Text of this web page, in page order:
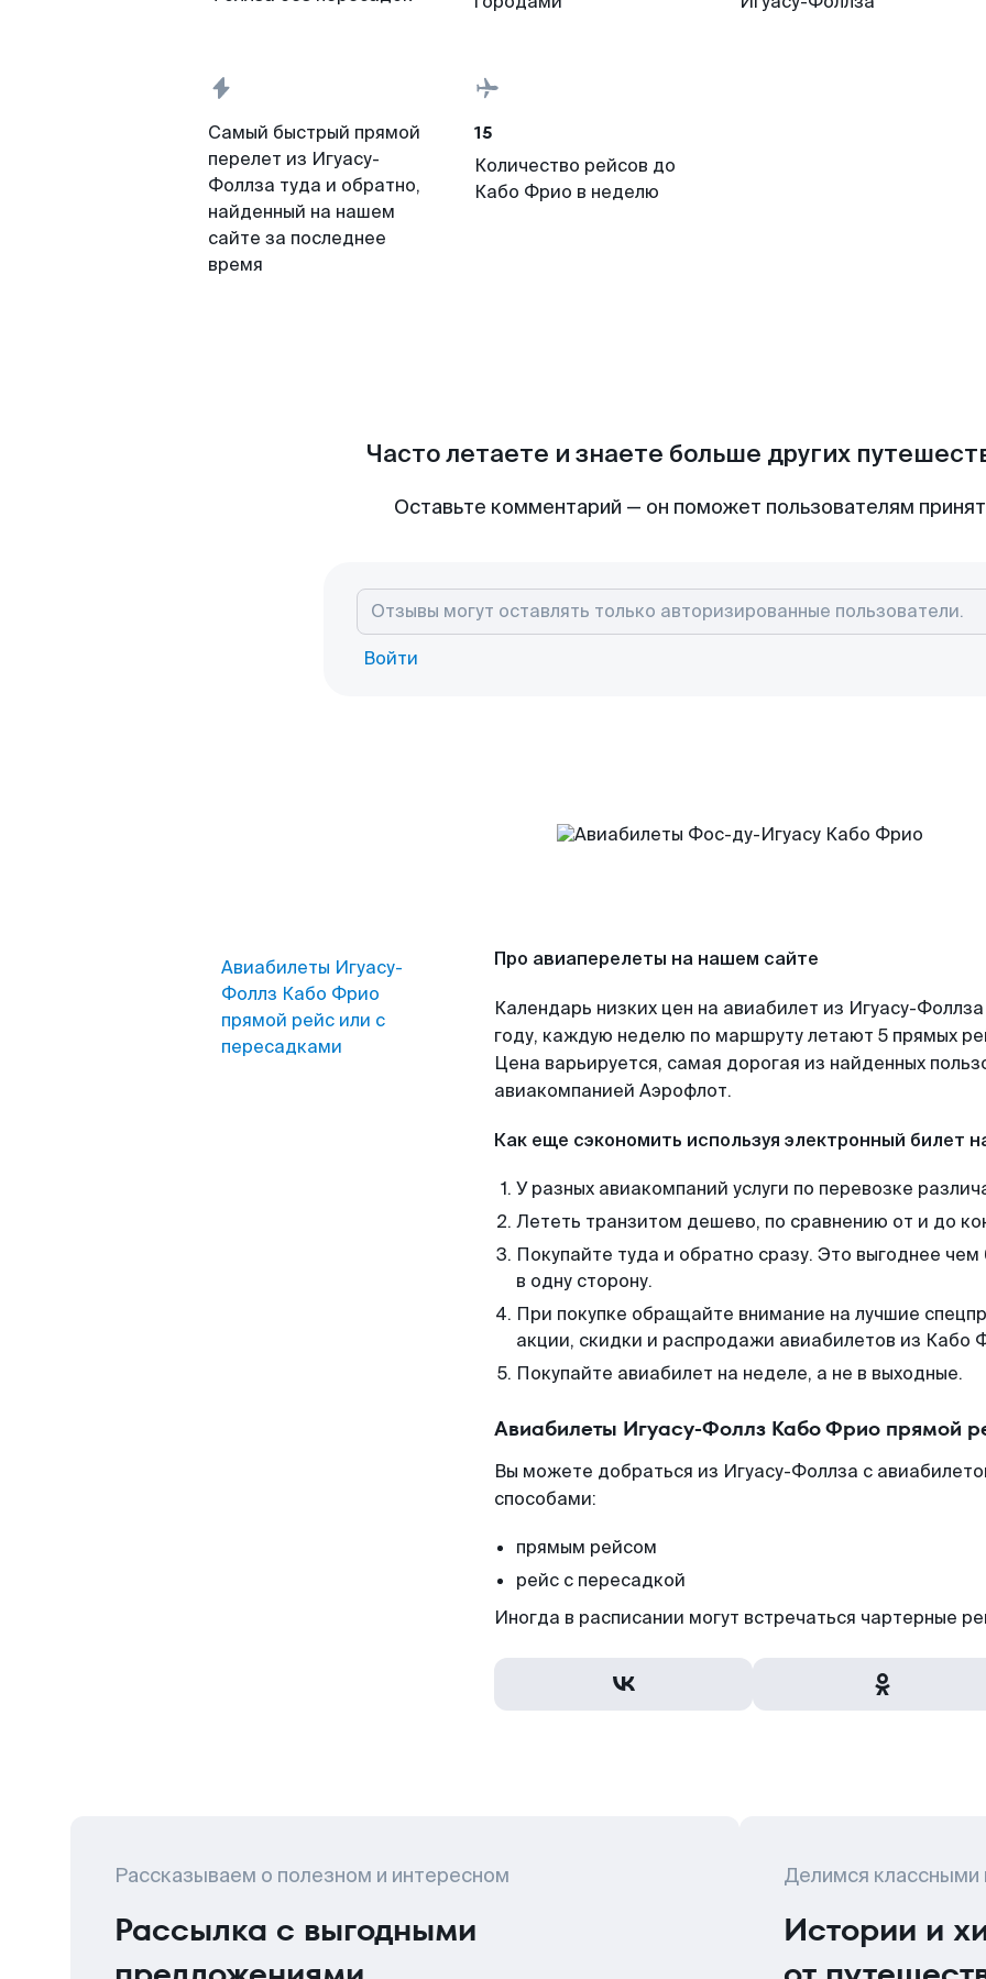
Самый быстрый прямой
перелет из Игуасу-
Фоллза туда и обратно,
найденный на нашем
сайте за последнее
время
15
Количество рейсов до
Кабо Фрио в неделю
Часто летаете и знаете больше других
Оставьте комментарий — он поможет пользователям
Войти
Авиабилеты Игуасу-
Фоллз Кабо Фрио
прямой рейс или с
пересадками
Про авиаперелеты на нашем сайте
Календарь низких цен на авиабилет из Игуасу-
году, каждую неделю по маршруту летают 5 прямых
Цена варьируется, самая дорогая из найденных
авиакомпанией Аэрофлот.
Как еще сэкономить используя электронный билет
У разных авиакомпаний услуги по перевозке
Лететь транзитом дешево, по сравнению от и до
Покупайте туда и обратно сразу. Это выгоднее
в одну сторону.
При покупке обращайте внимание на лучшие
акции, скидки и распродажи авиабилетов из Кабо
Покупайте авиабилет на неделе, а не в выходные.
Авиабилеты Игуасу-Фоллз Кабо Фрио прямой
Вы можете добраться из Игуасу-Фоллза с
способами:
прямым рейсом
рейс с пересадкой
Иногда в расписании могут встречаться чартерные
Рассказываем о полезном и интересном
Рассылка с выгодными
Делимся классными
Истории и